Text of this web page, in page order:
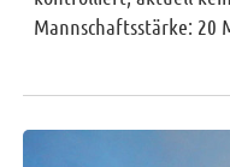
Mannschaftsstärke: 20